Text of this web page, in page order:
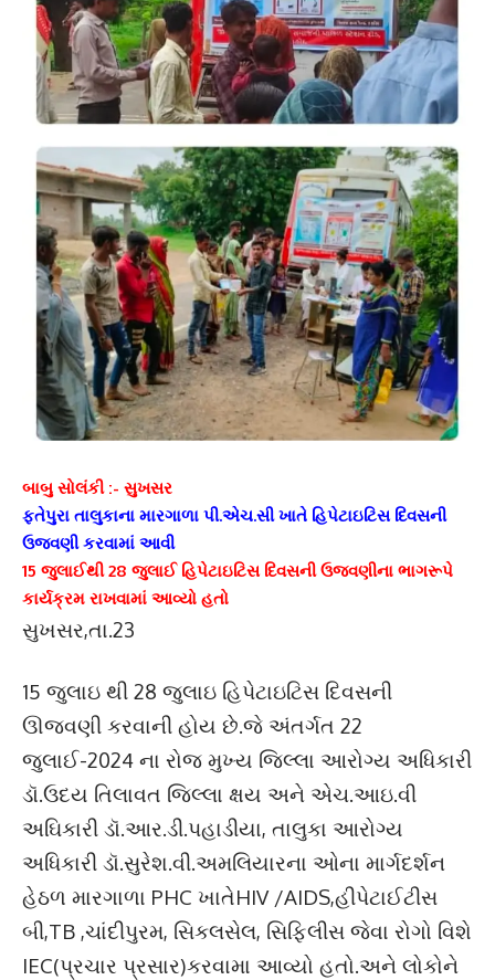
બાબુ સોલંકી :- સુખસર
ફતેપુરા તાલુકાના મારગાળા પી.એચ.સી ખાતે હિપેટાઇટિસ દિવસની
ઉજવણી કરવામાં આવી
15 જુલાઈથી 28 જુલાઈ હિપેટાઇટિસ દિવસની ઉજવણીના ભાગરૂપે
કાર્યક્રમ રાખવામાં આવ્યો હતો
સુખસર,તા.23
15 જુલાઇ થી 28 જુલાઇ હિપેટાઇટિસ દિવસની
ઊજવણી કરવાની હોય છે.જે અંતર્ગત 22
જુલાઈ-2024 ના રોજ મુખ્ય જિલ્લા આરોગ્ય અધિકારી
ડૉ.ઉદય તિલાવત જિલ્લા ક્ષય અને એચ.આઇ.વી
અઘિકારી ડૉ.આર.ડી.પહાડીયા, તાલુકા આરોગ્ય
અધિકારી ડૉ.સુરેશ.વી.અમલિયારના ઓના માર્ગદર્શન
હેઠળ મારગાળા PHC ખાતેHIV /AIDS,હીપેટાઈટીસ
બી,TB ,ચાંદીપુરમ, સિકલસેલ, સિફિલીસ જેવા રોગો વિશે
IEC(પ્રચાર પ્રસાર)કરવામા આવ્યો હતો.અને લોકોને